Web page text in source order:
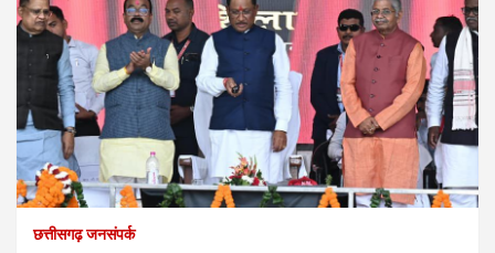
छत्तीसगढ़ जनसंपर्क